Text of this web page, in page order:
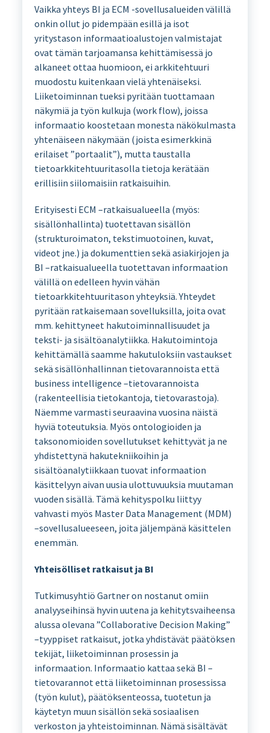
Vaikka yhteys BI ja ECM -sovellusalueiden välillä
onkin ollut jo pidempään esillä ja isot
yritystason informaatioalustojen valmistajat
ovat tämän tarjoamansa kehittämisessä jo
alkaneet ottaa huomioon, ei arkkitehtuuri
muodostu kuitenkaan vielä yhtenäiseksi.
Liiketoiminnan tueksi pyritään tuottamaan
näkymiä ja työn kulkuja (work flow), joissa
informaatio koostetaan monesta näkökulmasta
yhtenäiseen näkymään (joista esimerkkinä
erilaiset ”portaalit”), mutta taustalla
tietoarkkitehtuuritasolla tietoja kerätään
erillisiin siilomaisiin ratkaisuihin.
Erityisesti ECM –ratkaisualueella (myös:
sisällönhallinta) tuotettavan sisällön
(strukturoimaton, tekstimuotoinen, kuvat,
videot jne.) ja dokumenttien sekä asiakirjojen ja
BI –ratkaisualueella tuotettavan informaation
välillä on edelleen hyvin vähän
tietoarkkitehtuuritason yhteyksiä. Yhteydet
pyritään ratkaisemaan sovelluksilla, joita ovat
mm. kehittyneet hakutoiminnallisuudet ja
teksti- ja sisältöanalytiikka. Hakutoimintoja
kehittämällä saamme hakutuloksiin vastaukset
sekä sisällönhallinnan tietovarannoista että
business intelligence –tietovarannoista
(rakenteellisia tietokantoja, tietovarastoja).
Näemme varmasti seuraavina vuosina näistä
hyviä toteutuksia. Myös ontologioiden ja
taksonomioiden sovellutukset kehittyvät ja ne
yhdistettynä hakutekniikoihin ja
sisältöanalytiikkaan tuovat informaation
käsittelyyn aivan uusia ulottuvuuksia muutaman
vuoden sisällä. Tämä kehityspolku liittyy
vahvasti myös Master Data Management (MDM)
–sovellusalueeseen, joita jäljempänä käsittelen
enemmän.
Yhteisölliset ratkaisut ja BI
Tutkimusyhtiö Gartner on nostanut omiin
analyyseihinsä hyvin uutena ja kehitytsvaiheensa
alussa olevana ”Collaborative Decision Making”
–tyyppiset ratkaisut, jotka yhdistävät päätöksen
tekijät, liiketoiminnan prosessin ja
informaation. Informaatio kattaa sekä BI –
tietovarannot että liiketoiminnan prosessissa
(työn kulut), päätöksenteossa, tuotetun ja
käytetyn muun sisällön sekä sosiaalisen
verkoston ja yhteistoiminnan. Nämä sisältävät